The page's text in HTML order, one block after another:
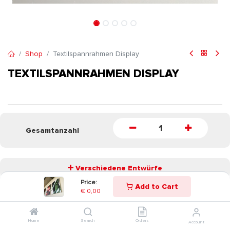
Price:
€ 0,00 Add to Cart
Home Search Orders Account
Shop Textilspannrahmen Display
TEXTILSPANNRAHMEN DISPLAY
Gesamtanzahl
Verschiedene Entwürfe
START